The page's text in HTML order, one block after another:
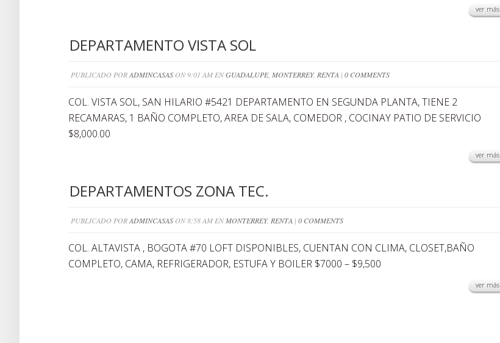
ver más
DEPARTAMENTO VISTA SOL
PUBLICADO PORADMINCASAS ON 9:01 AM ENGUADALUPE, MONTERREY, RENTA | 0 COMMENTS
COL. VISTA SOL, SAN HILARIO #5421 DEPARTAMENTO EN SEGUNDA PLANTA, TIENE 2
RECAMARAS, 1 BAÑO COMPLETO, AREA DE SALA, COMEDOR , COCINAY PATIO DE SERVICIO
$8,000.00
ver más
DEPARTAMENTOS ZONA TEC.
PUBLICADO PORADMINCASAS ON 8:58 AM ENMONTERREY, RENTA | 0 COMMENTS
COL. ALTAVISTA , BOGOTA #70 LOFT DISPONIBLES, CUENTAN CON CLIMA, CLOSET,BAÑO
COMPLETO, CAMA, REFRIGERADOR, ESTUFA Y BOILER $7000 – $9,500
ver más